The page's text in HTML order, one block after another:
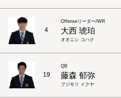
4
Offenseリーダー/WR
大西 琥珀
オオニシ コハク
19
QB
藤森 郁弥
フジモリ イクヤ